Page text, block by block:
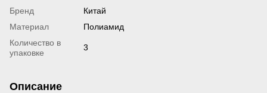
Бренд
Китай
Материал
Полиамид
Количество в
упаковке
3
Описание